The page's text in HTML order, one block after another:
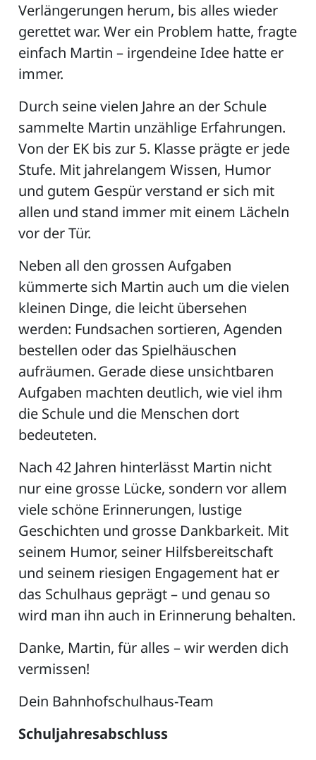
Verlängerungen herum, bis alles wieder
gerettet war. Wer ein Problem hatte, fragte
einfach Martin – irgendeine Idee hatte er
immer.
Durch seine vielen Jahre an der Schule
sammelte Martin unzählige Erfahrungen.
Von der EK bis zur 5. Klasse prägte er jede
Stufe. Mit jahrelangem Wissen, Humor
und gutem Gespür verstand er sich mit
allen und stand immer mit einem Lächeln
vor der Tür.
Neben all den grossen Aufgaben
kümmerte sich Martin auch um die vielen
kleinen Dinge, die leicht übersehen
werden: Fundsachen sortieren, Agenden
bestellen oder das Spielhäuschen
aufräumen. Gerade diese unsichtbaren
Aufgaben machten deutlich, wie viel ihm
die Schule und die Menschen dort
bedeuteten.
Nach 42 Jahren hinterlässt Martin nicht
nur eine grosse Lücke, sondern vor allem
viele schöne Erinnerungen, lustige
Geschichten und grosse Dankbarkeit. Mit
seinem Humor, seiner Hilfsbereitschaft
und seinem riesigen Engagement hat er
das Schulhaus geprägt – und genau so
wird man ihn auch in Erinnerung behalten.
Danke, Martin, für alles – wir werden dich
vermissen!
Dein Bahnhofschulhaus-Team
Schuljahresabschluss